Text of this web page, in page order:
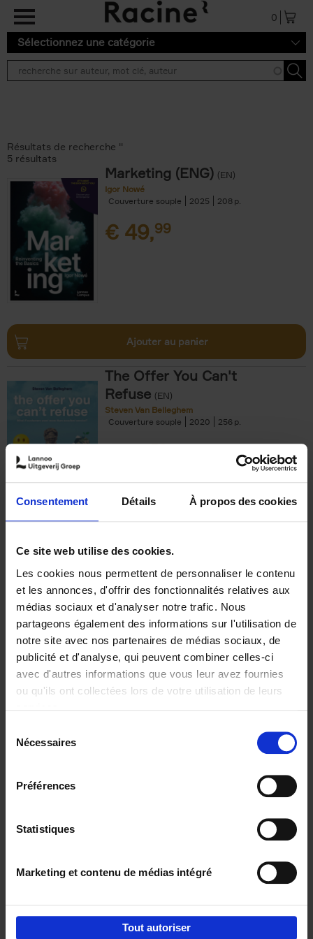
Consentement Détails À propos des cookies
Ce site web utilise des cookies.
Les cookies nous permettent de personnaliser le contenu
et les annonces, d'offrir des fonctionnalités relatives aux
médias sociaux et d'analyser notre trafic. Nous
partageons également des informations sur l'utilisation de
notre site avec nos partenaires de médias sociaux, de
publicité et d'analyse, qui peuvent combiner celles-ci
avec d'autres informations que vous leur avez fournies
ou qu'ils ont collectées lors de votre utilisation de leurs
Nécessaires
Préférences
Statistiques
Marketing et contenu de médias intégré
Tout autoriser
Aller au contenu principal
0
Sélectionnez une catégorie
Résultats de recherche ''
5 résultats
Marketing (ENG) (EN)
Igor Nowé
Couverture souple
2025 208
€ 49,99
Ajouter au panier
The Offer You Can't
Refuse (EN)
Steven Van Belleghem
Couverture souple
2020 256
€37,50
Building Bonds = Building
Business
Jochen Roef Jozefien De Feyter
Carolien Boom
Couverture souple
2025 200
€29,99
Digital marketing like a PRO -
completely revised edition (EN)